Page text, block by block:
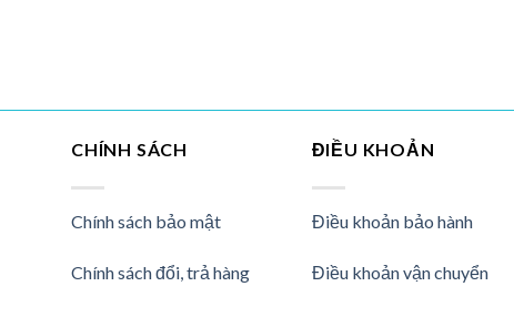
CHÍNH SÁCH
Chính sách bảo mật
Chính sách đổi, trả hàng
ĐIỀU KHOẢN
Điều khoản bảo hành
Điều khoản vận chuyển